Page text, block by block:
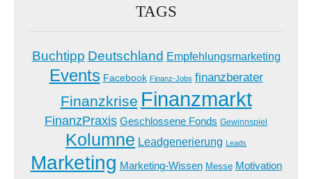
TAGS
Buchtipp Deutschland Empfehlungsmarketing
Events Facebook Finanz-Jobs finanzberater
Finanzkrise Finanzmarkt
FinanzPraxis Geschlossene Fonds Gewinnspiel
Kolumne Leadgenerierung Leads
Marketing Marketing-Wissen Messe Motivation